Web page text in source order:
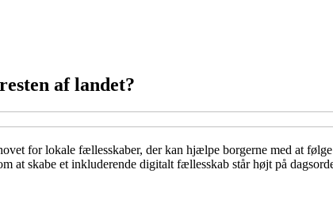
af landet?
for lokale fællesskaber, der kan hjælpe borgerne med at
at skabe et inkluderende digitalt fællesskab står højt på